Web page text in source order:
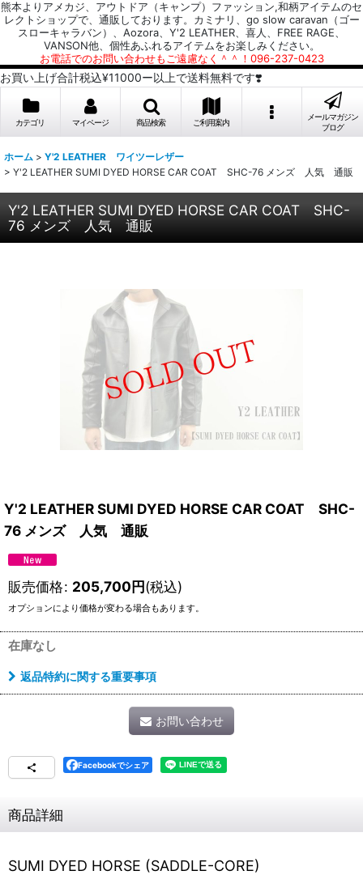
熊本よりアメカジ、アウトドア（キャンプ）ファッション,和柄アイテムのセ
レクトショップで、通販しております。カミナリ、go slow caravan（ゴー
スローキャラバン）、Aozora、Y'2 LEATHER、喜人、FREE RAGE、
VANSON他、個性あふれるアイテムをお楽しみください。
お電話でのお問い合わせもご遠慮なく＾＾！096-237-0423
お買い上げ合計税込¥11000ー以上で送料無料です❣️
カテゴリ マイページ 商品検索 ご利用案内
メールマガジン
ブログ
ホーム > Y'2 LEATHER ワイツーレザー
> Y'2 LEATHER SUMI DYED HORSE CAR COAT SHC-76 メンズ 人気 通販
Y'2 LEATHER SUMI DYED HORSE CAR COAT SHC-
76 メンズ 人気 通販
Y'2 LEATHER SUMI DYED HORSE CAR COAT SHC-
76 メンズ 人気 通販
販売価格: 205,700円(税込)
オプションにより価格が変わる場合もあります。
在庫なし
返品特約に関する重要事項
お問い合わせ
Facebookでシェア
商品詳細
SUMI DYED HORSE (SADDLE-CORE)